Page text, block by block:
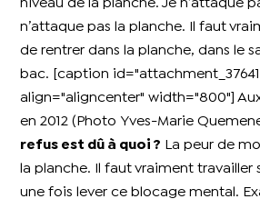
niveau de la planche. Je n’attaque
n’attaque pas la planche. Il faut
de rentrer dans la planche, dans le
bac. [caption
align="aligncenter" width="800"]
en 2012 (Photo Yves-Marie
refus est dû à quoi ?
La peur de
la planche. Il faut vraiment travailler
une fois lever ce blocage mental.